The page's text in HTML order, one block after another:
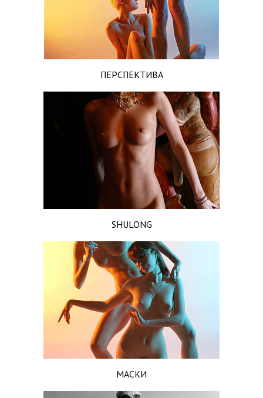
ПЕРСПЕКТИВА
SHULONG
МАСКИ